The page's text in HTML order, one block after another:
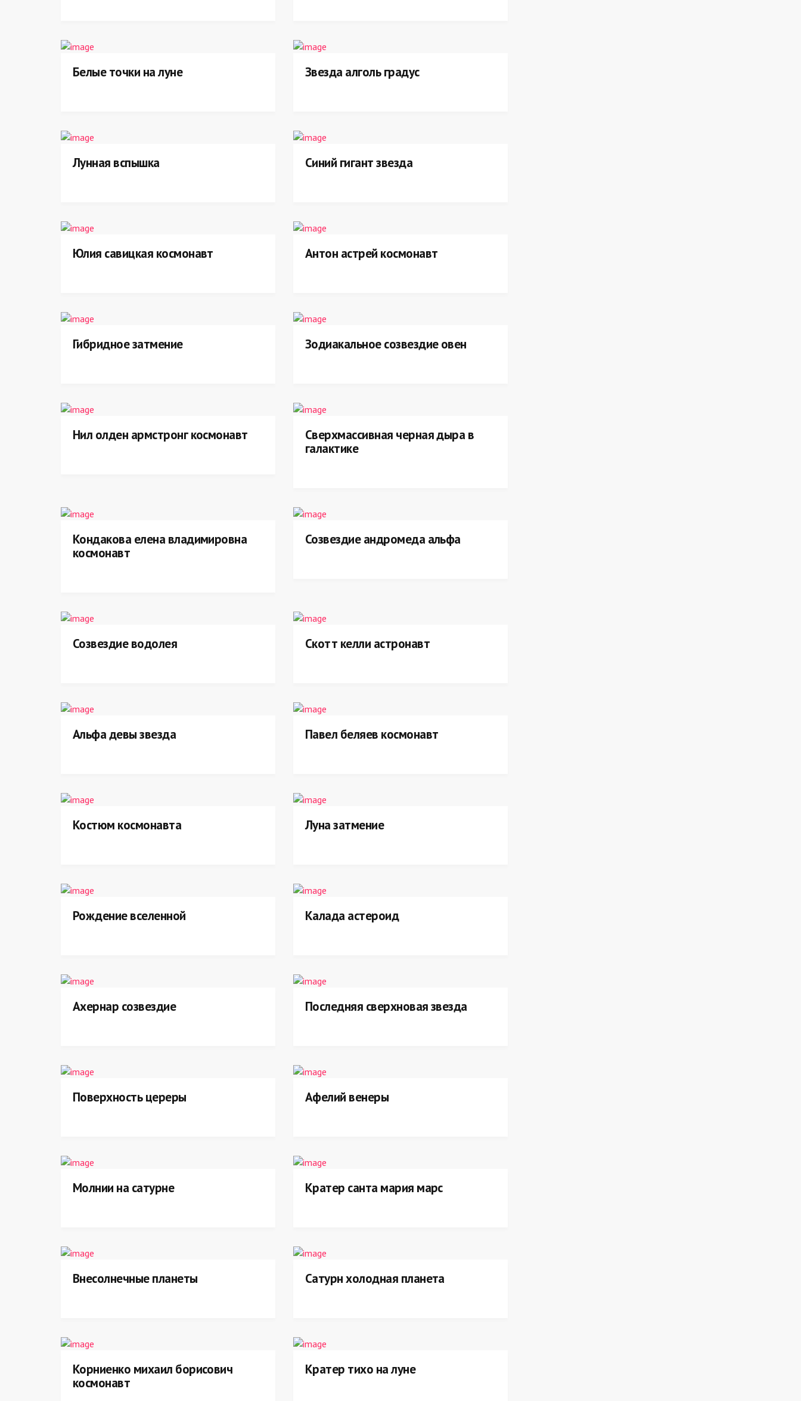
Белые точки на луне Звезда алголь градус
Лунная вспышка Синий гигант звезда
Юлия савицкая космонавт Антон астрей космонавт
Гибридное затмение Зодиакальное созвездие овен
Нил олден армстронг космонавт
Сверхмассивная черная дыра в
галактике
Кондакова елена владимировна
космонавт
Созвездие андромеда альфа
Созвездие водолея Скотт келли астронавт
Альфа девы звезда Павел беляев космонавт
Костюм космонавта Луна затмение
Рождение вселенной Калада астероид
Ахернар созвездие Последняя сверхновая звезда
Поверхность цереры Афелий венеры
Молнии на сатурне Кратер санта мария марс
Внесолнечные планеты Сатурн холодная планета
Корниенко михаил борисович
космонавт
Кратер тихо на луне